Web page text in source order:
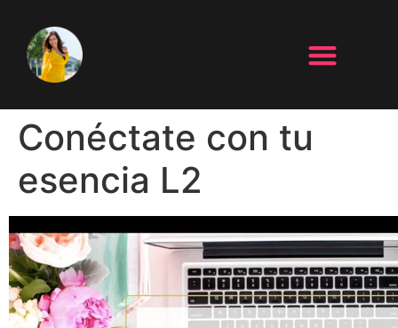
Conéctate con tu
esencia L2